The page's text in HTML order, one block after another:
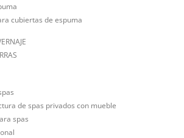
cubiertas de espuma
de spas privados con mueble
spas